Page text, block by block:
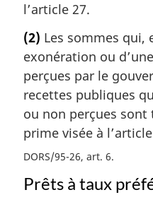
l’article 27.
(2) Les sommes qui,
exonération ou
perçues par le
recettes publiques
ou non perçues
prime visée à
DORS/95-26, art. 6
Prêts à taux